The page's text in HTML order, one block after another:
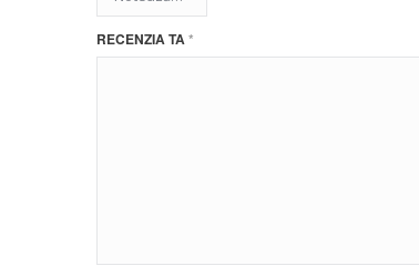
RECENZIA TA*